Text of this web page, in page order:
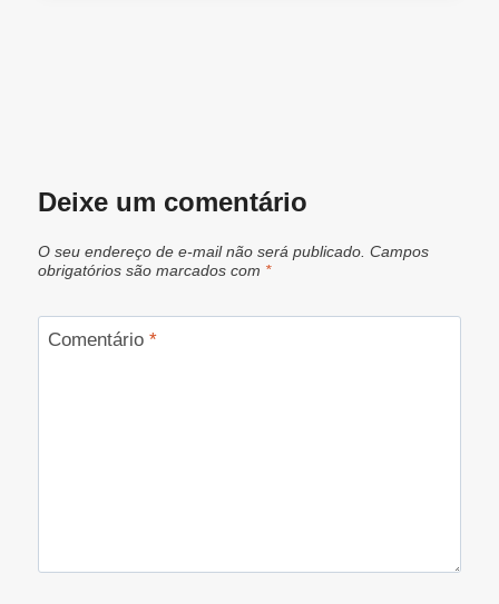
Deixe um comentário
O seu endereço de e-mail não será publicado. Campos
obrigatórios são marcados com *
Comentário *